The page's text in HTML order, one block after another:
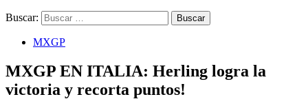
Buscar:
MXGP
MXGP EN ITALIA: Herling logra la
victoria y recorta puntos!